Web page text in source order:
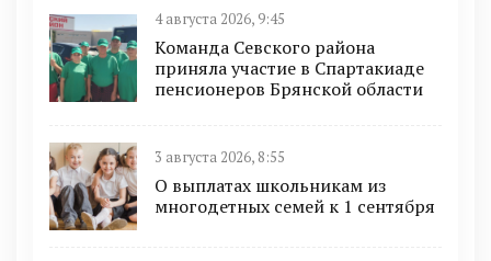
4 августа 2026, 9:45
Команда Севского района
приняла участие в Спартакиаде
пенсионеров Брянской области
3 августа 2026, 8:55
О выплатах школьникам из
многодетных семей к 1 сентября